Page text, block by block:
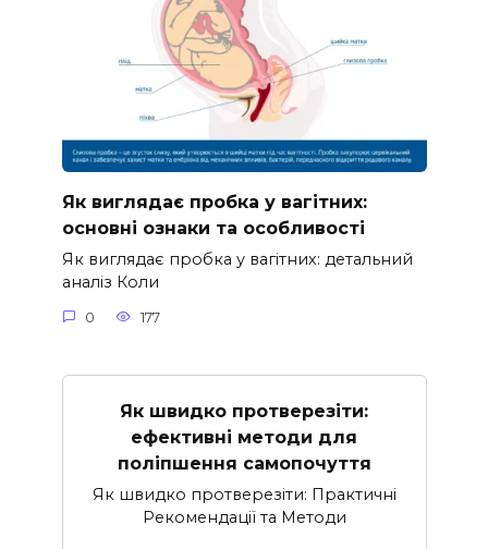
Як виглядає пробка у вагітних:
основні ознаки та особливості
Як виглядає пробка у вагітних: детальний
аналіз Коли
0 177
Як швидко протверезіти:
ефективні методи для
поліпшення самопочуття
Як швидко протверезіти: Практичні
Рекомендації та Методи